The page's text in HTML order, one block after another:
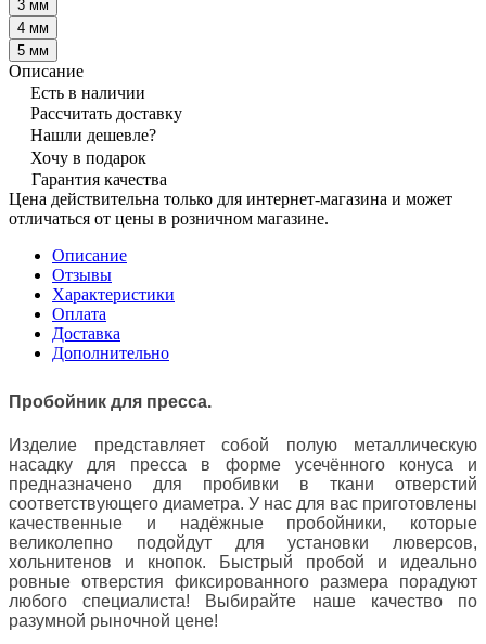
3 мм
4 мм
5 мм
Описание
Есть в наличии
Рассчитать доставку
Нашли дешевле?
Хочу в подарок
Гарантия качества
Цена действительна только для интернет-магазина и может
отличаться от цены в розничном магазине.
Описание
Отзывы
Характеристики
Оплата
Доставка
Дополнительно
Пробойник для пресса.
Изделие представляет собой полую металлическую
насадку для пресса в форме усечённого конуса и
предназначено для пробивки в ткани отверстий
соответствующего диаметра. У нас для вас приготовлены
качественные и надёжные пробойники, которые
великолепно подойдут для установки люверсов,
хольнитенов и кнопок. Быстрый пробой и идеально
ровные отверстия фиксированного размера порадуют
любого специалиста! Выбирайте наше качество по
разумной рыночной цене!